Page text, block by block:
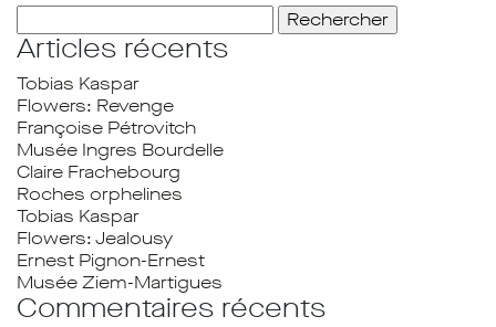
Articles récents
Tobias Kaspar
Flowers: Revenge
Françoise Pétrovitch
Musée Ingres Bourdelle
Claire Frachebourg
Roches orphelines
Tobias Kaspar
Flowers: Jealousy
Ernest Pignon-Ernest
Musée Ziem-Martigues
Commentaires récents